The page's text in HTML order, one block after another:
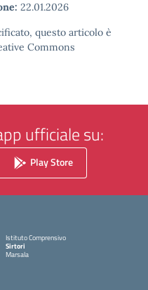
22.01.2026
questo articolo è
Commons
ufficiale su:
Play Store
Istituto Comprensivo
Sirtori
Marsala